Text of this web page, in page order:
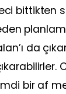
bittikten
da
bir af